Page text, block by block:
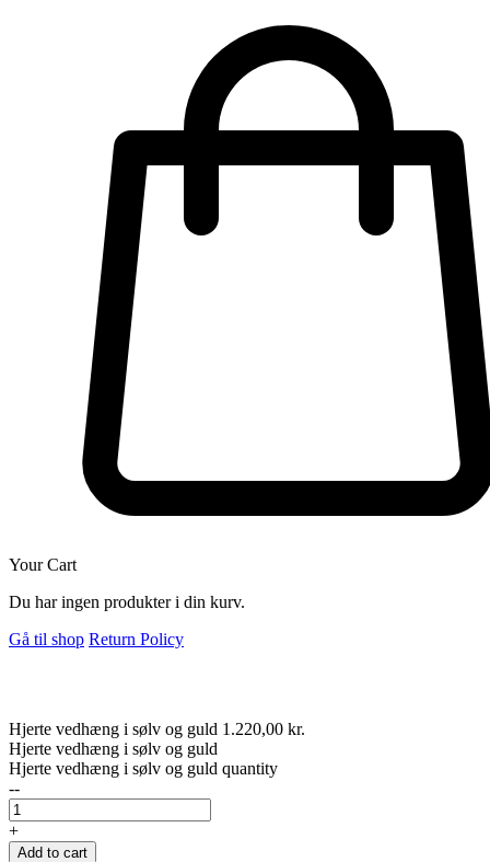
Your Cart
Du har ingen produkter i din kurv.
Gå til shop Return Policy
Hjerte vedhæng i sølv og guld 1.220,00 kr.
Hjerte vedhæng i sølv og guld
Hjerte vedhæng i sølv og guld quantity
--
+
Add to cart